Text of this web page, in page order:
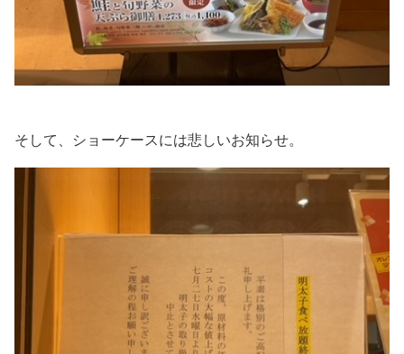
そして、ショーケースには悲しいお知らせ。